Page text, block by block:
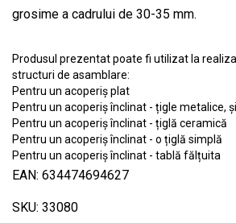
grosime a cadrului de 30-35 mm.
Produsul prezentat poate fi utilizat la
structuri de asamblare:
Pentru un acoperiș plat
Pentru un acoperiș înclinat - țigle metalice,
Pentru un acoperiș înclinat - țiglă ceramică
Pentru un acoperiș înclinat - o țiglă simplă
Pentru un acoperiș înclinat - tablă fălțuita
EAN: 634474694627
SKU: 33080